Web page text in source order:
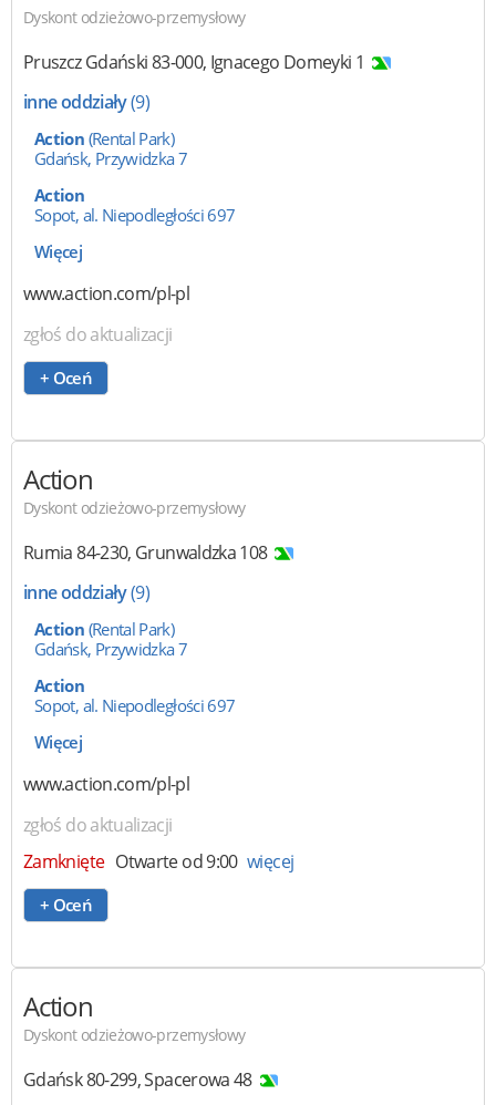
Dyskont odzieżowo-przemysłowy
Pruszcz Gdański83-000, Ignacego Domeyki 1
inne oddziały(9)
Action (Rental Park)
Gdańsk, Przywidzka 7
Action
Sopot, al. Niepodległości 697
Więcej
www.action.com/pl-pl
zgłoś do aktualizacji
+ Oceń
Action
Dyskont odzieżowo-przemysłowy
Rumia84-230, Grunwaldzka 108
inne oddziały(9)
Action (Rental Park)
Gdańsk, Przywidzka 7
Action
Sopot, al. Niepodległości 697
Więcej
www.action.com/pl-pl
zgłoś do aktualizacji
Zamknięte Otwarte od 9:00 więcej
+ Oceń
Action
Dyskont odzieżowo-przemysłowy
Gdańsk80-299,Spacerowa 48